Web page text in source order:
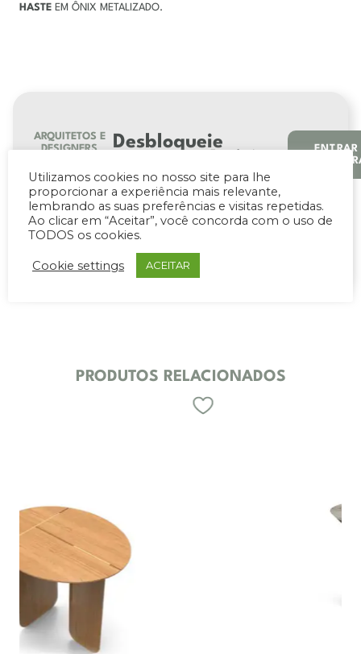
HASTE EM ÔNIX METALIZADO.
ARQUITETOS E
DESIGNERS
Desbloqueie
exclusivos
para
profissionais
acessar downloads
técnicos e
arquivos 3D dos
produtos.
PRODUTOS RELACIONADOS
Utilizamos cookies no nosso site para lhe
proporcionar a experiência mais relevante,
lembrando as suas preferências e visitas repetidas.
Ao clicar em “Aceitar”, você concorda com o uso de
TODOS os cookies.
Cookie settings ACEITAR